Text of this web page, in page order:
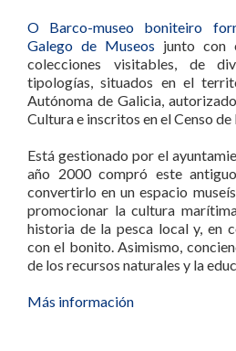
O Barco-museo boniteiro
Galego de Museos junto con
colecciones visitables, de
tipologías, situados en el
Autónoma de Galicia,
Cultura e inscritos en el Censo
Está gestionado por el
año 2000 compró este
convertirlo en un espacio
promocionar la cultura
historia de la pesca local y, en
con el bonito. Asimismo,
de los recursos naturales y la
Más información